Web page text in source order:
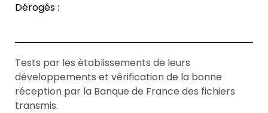
Dérogés :
Tests par les établissements de leurs
développements et vérification de la bonne
réception par la Banque de France des fichiers
transmis.